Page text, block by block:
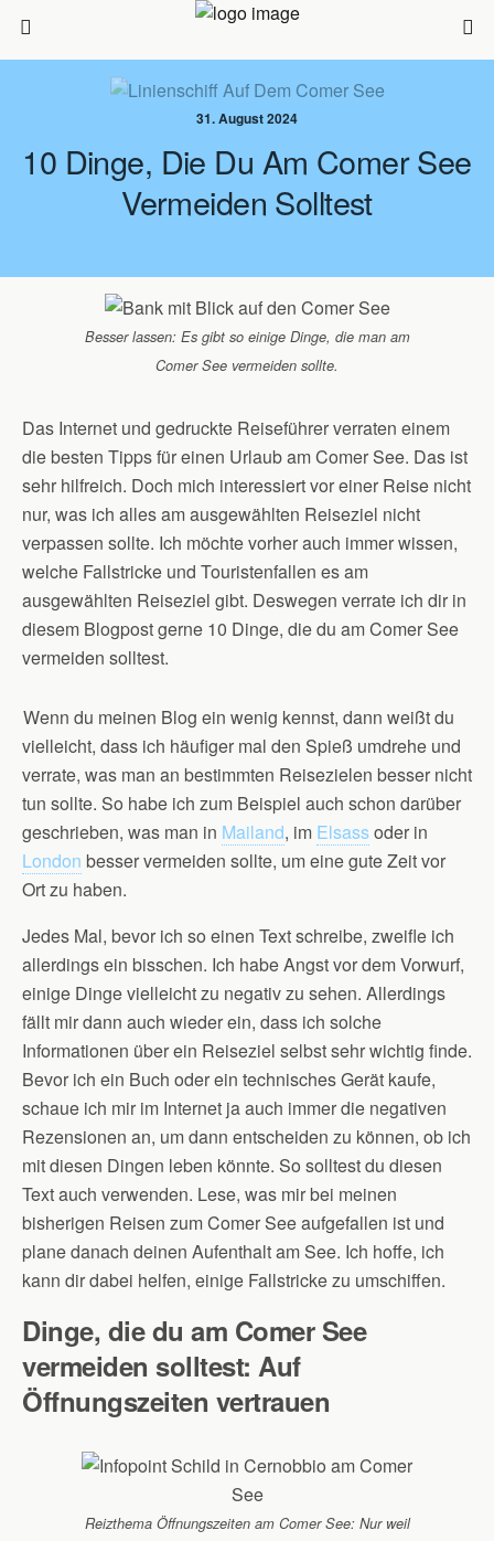
31. August 2024
10 Dinge, Die Du Am Comer See
Vermeiden Solltest
Besser lassen: Es gibt so einige Dinge, die man am
Comer See vermeiden sollte.
Das Internet und gedruckte Reiseführer verraten einem
die besten Tipps für einen Urlaub am Comer See. Das ist
sehr hilfreich. Doch mich interessiert vor einer Reise nicht
nur, was ich alles am ausgewählten Reiseziel nicht
verpassen sollte. Ich möchte vorher auch immer wissen,
welche Fallstricke und Touristenfallen es am
ausgewählten Reiseziel gibt. Deswegen verrate ich dir in
diesem Blogpost gerne 10 Dinge, die du am Comer See
vermeiden solltest.
Wenn du meinen Blog ein wenig kennst, dann weißt du
vielleicht, dass ich häufiger mal den Spieß umdrehe und
verrate, was man an bestimmten Reisezielen besser nicht
tun sollte. So habe ich zum Beispiel auch schon darüber
geschrieben, was man in Mailand, im Elsassoder in
London besser vermeiden sollte, um eine gute Zeit vor
Ort zu haben.
Jedes Mal, bevor ich so einen Text schreibe, zweifle ich
allerdings ein bisschen. Ich habe Angst vor dem Vorwurf,
einige Dinge vielleicht zu negativ zu sehen. Allerdings
fällt mir dann auch wieder ein, dass ich solche
Informationen über ein Reiseziel selbst sehr wichtig finde.
Bevor ich ein Buch oder ein technisches Gerät kaufe,
schaue ich mir im Internet ja auch immer die negativen
Rezensionen an, um dann entscheiden zu können, ob ich
mit diesen Dingen leben könnte. So solltest du diesen
Text auch verwenden. Lese, was mir bei meinen
bisherigen Reisen zum Comer See aufgefallen ist und
plane danach deinen Aufenthalt am See. Ich hoffe, ich
kann dir dabei helfen, einige Fallstricke zu umschiffen.
Dinge, die du am Comer See
vermeiden solltest: Auf
Öffnungszeiten vertrauen
Reizthema Öffnungszeiten am Comer See: Nur weil